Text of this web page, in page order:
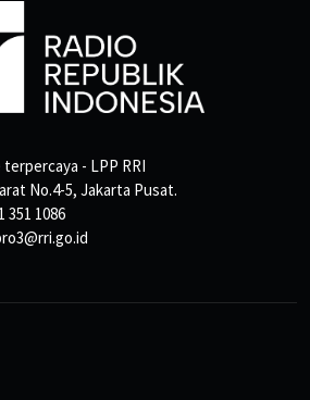
- LPP RRI
No.4-5, Jakarta Pusat.
351 1086